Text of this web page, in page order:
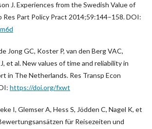
J. Experiences from the Swedish Value of
Res Part Policy Pract 2014;59:144–158. DOI:
Jong GC, Koster P, van den Berg VAC,
et al. New values of time and reliability in
in The Netherlands. Res Transp Econ
https://doi.org/fxwt
I, Glemser A, Hess S, Jödden C, Nagel K, et
für Reisezeiten und